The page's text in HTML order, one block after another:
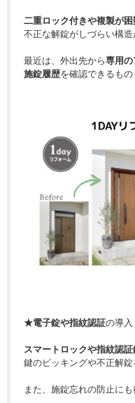
二重ロック付きや複製が
不正な解錠がしづらい構造
最近は、外出先から専用の
施錠履歴を確認できるもの
★電子錠や指紋認証の導入
スマートロックや指紋認証
鍵のピッキングや不正解錠
また、施錠忘れの防止にも